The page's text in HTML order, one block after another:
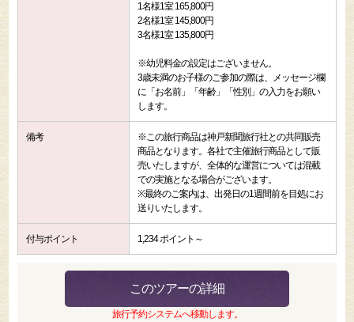
1名様1室 165,800円
2名様1室 145,800円
3名様1室 135,800円
※幼児料金の設定はございません。
3歳未満のお子様のご参加の際は、メッセージ欄
に「お名前」「年齢」「性別」の入力をお願い
します。
備考
※この旅行商品は神戸新聞旅行社との共同販売
商品となります。各社で主催旅行商品として販
売いたしますが、全体的な運営については混載
での実施となる場合がございます。
※最終のご案内は、出発日の1週間前を目処にお
送りいたします。
付与ポイント 1,234 ポイント～
このツアーの詳細
旅行予約システムへ移動します。